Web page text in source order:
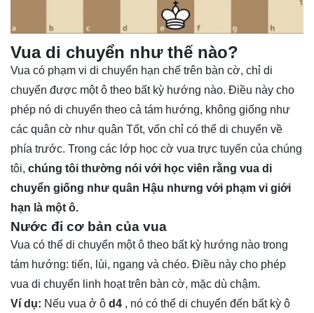
Vua di chuyển như thế nào?
Vua có phạm vi di chuyển hạn chế trên bàn cờ, chỉ di
chuyển được một ô theo bất kỳ hướng nào. Điều này cho
phép nó di chuyển theo cả tám hướng, không giống như
các quân cờ như quân Tốt, vốn chỉ có thể di chuyển về
phía trước. Trong các lớp học cờ vua trực tuyến của chúng
tôi, chúng tôi thường nói với học viên rằng vua di
chuyển giống như quân Hậu nhưng với phạm vi giới
hạn là một ô.
Nước đi cơ bản của vua
Vua có thể di chuyển một ô theo bất kỳ hướng nào trong
tám hướng: tiến, lùi, ngang và chéo. Điều này cho phép
vua di chuyển linh hoạt trên bàn cờ, mặc dù chậm.
Ví dụ: Nếu vua ở ô d4 , nó có thể di chuyển đến bất kỳ ô